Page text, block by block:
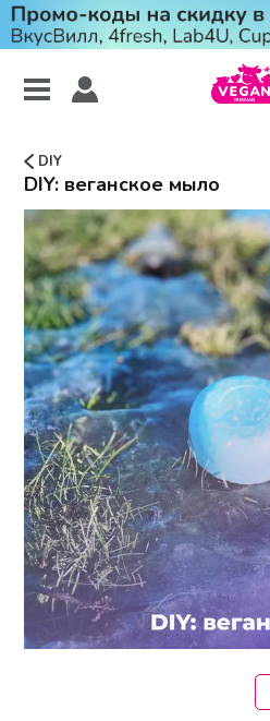
DIY
DIY: веганское мыло